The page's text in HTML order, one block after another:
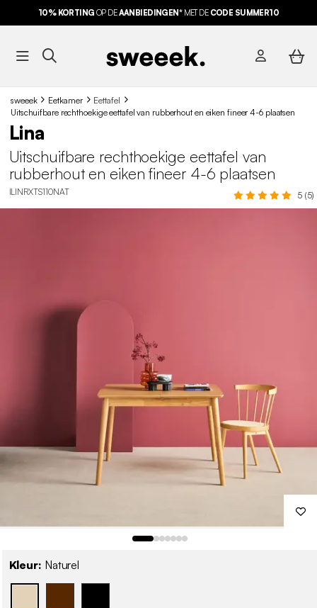
10% KORTING OP DEAANBIEDINGEN* MET DE CODE SUMMER10
sweeek Eetkamer
Eettafel
Uitschuifbare rechthoekige eettafel van rubberhout en eiken fineer 4-6 plaatsen
Lina
Uitschuifbare rechthoekige eettafel van
rubberhout en eiken fineer 4-6 plaatsen
ILINRXTS110NAT 5 (5)
Kleur: Naturel